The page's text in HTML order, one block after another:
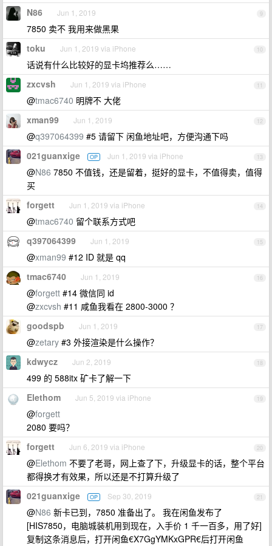
9
N86 Jun 1, 2019
7850 卖不 我用来做黑果
10
toku Jun 1, 2019 via iPhone
话说有什么比较好的显卡坞推荐么……
11
zxcvsh Jun 1, 2019 via iPhone
@tmac6740 明牌不 大佬
12
xman99 Jun 1, 2019
@q397064399 #5 请留下 闲鱼地址吧，方便沟通下吗
13
021guanxige OP Jun 1, 2019 via iPhone
@N86 7850 不值钱，还是留着，挺好的显卡，不值得卖，值得
买
14
forgett Jun 1, 2019 via iPhone
@tmac6740 留个联系方式吧
15
q397064399 Jun 1, 2019
@xman99 #12 ID 就是 qq
16
tmac6740 Jun 1, 2019
@forgett #14 微信同 id
@zxcvsh #11 咸鱼我看在 2800-3000 ？
17
goodspb Jun 1, 2019
@zetary #3 外接渲染是什么操作？
18
kdwycz Jun 2, 2019
499 的 588itx 矿卡了解一下
19
Elethom Jun 5, 2019 via iPhone
@forgett
2080 要吗？
20
forgett Jun 6, 2019 via iPhone
@Elethom 不要了老哥，网上查了下，升级显卡的话，整个平台
都得换才有效果，所以还是不打算升级了
21
021guanxige OP Sep 30, 2019
@N86 新卡已到，7850 准备出了。 我在闲鱼发布了
[HIS7850，电脑城装机用到现在，入手价 1 千一百多，用了好]
复制这条消息后，打开闲鱼€X7GgYMKxGPR€后打开闲鱼